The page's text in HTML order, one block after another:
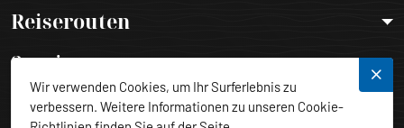
Reiserouten
Services
Rechtliche Hinweise
Wir verwenden Cookies, um Ihr Surferlebnis zu
verbessern. Weitere Informationen zu unseren Cookie-